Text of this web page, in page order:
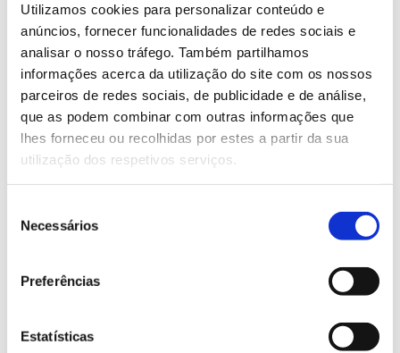
Utilizamos cookies para personalizar conteúdo e
anúncios, fornecer funcionalidades de redes sociais e
analisar o nosso tráfego. Também partilhamos
informações acerca da utilização do site com os nossos
parceiros de redes sociais, de publicidade e de análise,
que as podem combinar com outras informações que
lhes forneceu ou recolhidas por estes a partir da sua
utilização dos respetivos serviços.
Necessários
Preferências
Estatísticas
Saiba mais sobre a conferência “The
future of EU forests”
13.07.2026
Genoma do priolo e de outras espécies em risco:
conhecer para conservar
Registar galhas de Trichi em acácia-das-espigas: